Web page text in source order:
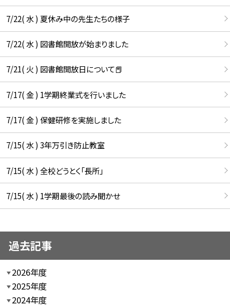
7/22( 水 ) 夏休み中の先生たちの様子
7/22( 水 ) 図書館開放が始まりました
7/21( 火 ) 図書館開放日について📕
7/17( 金 ) 1学期終業式を行いました
7/17( 金 ) 保健研修を実施しました
7/15( 水 ) 3年万引き防止教室
7/15( 水 ) 全校どうとく「長所」
7/15( 水 ) 1学期最後の読み聞かせ
過去記事
2026年度
2025年度
2024年度